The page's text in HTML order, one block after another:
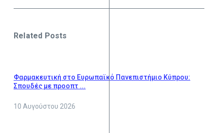
Related Posts
Φαρμακευτική στο Ευρωπαϊκό Πανεπιστήμιο Κύπρου:
Σπουδές με προοπτ ...
10 Αυγούστου 2026